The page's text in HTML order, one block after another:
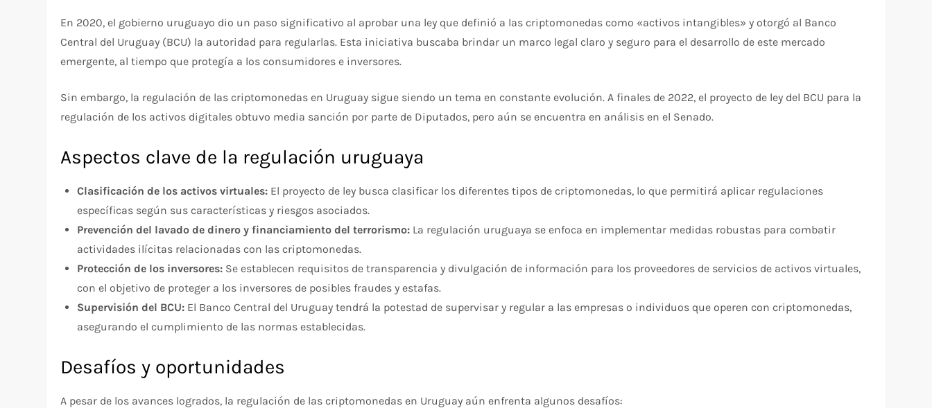
En 2020, el gobierno uruguayo dio un paso significativo al aprobar una ley que definió a las criptomonedas como «activos intangibles» y otorgó al Banco
Central del Uruguay (BCU) la autoridad para regularlas. Esta iniciativa buscaba brindar un marco legal claro y seguro para el desarrollo de este mercado
emergente, al tiempo que protegía a los consumidores e inversores.
Sin embargo, la regulación de las criptomonedas en Uruguay sigue siendo un tema en constante evolución. A finales de 2022, el proyecto de ley del BCU para la
regulación de los activos digitales obtuvo media sanción por parte de Diputados, pero aún se encuentra en análisis en el Senado.
Aspectos clave de la regulación uruguaya
Clasificación de los activos virtuales: El proyecto de ley busca clasificar los diferentes tipos de criptomonedas, lo que permitirá aplicar regulaciones
específicas según sus características y riesgos asociados.
Prevención del lavado de dinero y financiamiento del terrorismo: La regulación uruguaya se enfoca en implementar medidas robustas para combatir
actividades ilícitas relacionadas con las criptomonedas.
Protección de los inversores: Se establecen requisitos de transparencia y divulgación de información para los proveedores de servicios de activos virtuales,
con el objetivo de proteger a los inversores de posibles fraudes y estafas.
Supervisión del BCU: El Banco Central del Uruguay tendrá la potestad de supervisar y regular a las empresas o individuos que operen con criptomonedas,
asegurando el cumplimiento de las normas establecidas.
Desafíos y oportunidades
A pesar de los avances logrados, la regulación de las criptomonedas en Uruguay aún enfrenta algunos desafíos: